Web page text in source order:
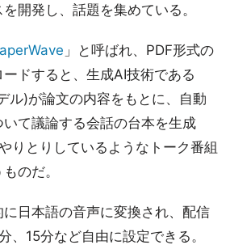
開発し、話題を集めている。
」と呼ばれ、PDF形式の
ドすると、生成AI技術である
ル)が論文の内容をもとに、自動
て議論する会話の台本を生成
りとりしているようなトーク番組
のだ。
日本語の音声に変換され、配信
、15分など自由に設定できる。